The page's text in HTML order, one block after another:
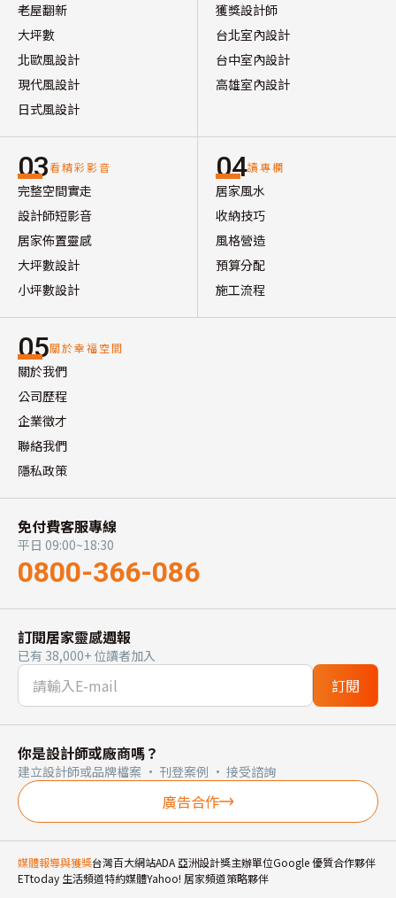
老屋翻新
大坪數
北歐風設計
現代風設計
日式風設計
獲獎設計師
台北室內設計
台中室內設計
高雄室內設計
03看精彩影音
完整空間實走
設計師短影音
居家佈置靈感
大坪數設計
小坪數設計
04讀專欄
居家風水
收納技巧
風格營造
預算分配
施工流程
05關於幸福空間
關於我們
公司歷程
企業徵才
聯絡我們
隱私政策
免付費客服專線
平日 09:00~18:30
0800-366-086
訂閱居家靈感週報
已有 38,000+ 位讀者加入
訂閱
你是設計師或廠商嗎？
建立設計師或品牌檔案 · 刊登案例 · 接受諮詢
廣告合作
媒體報導與獲獎台灣百大網站ADA 亞洲設計獎主辦單位Google 優質合作夥伴
ETtoday 生活頻道特約媒體Yahoo! 居家頻道策略夥伴